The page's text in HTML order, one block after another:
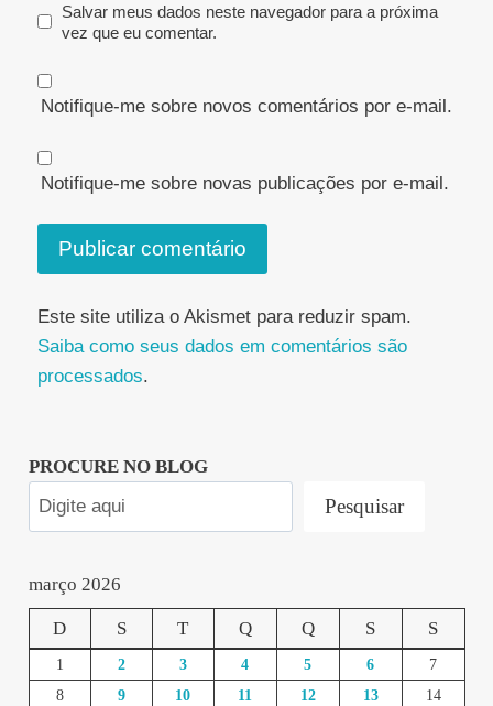
Salvar meus dados neste navegador para a próxima
vez que eu comentar.
Notifique-me sobre novos comentários por e-mail.
Notifique-me sobre novas publicações por e-mail.
Este site utiliza o Akismet para reduzir spam.
Saiba como seus dados em comentários são
processados.
PROCURE NO BLOG
Pesquisar
março 2026
D S T Q Q S S
1 2 3 4 5 6
7
8
9 10 11 12 13
14